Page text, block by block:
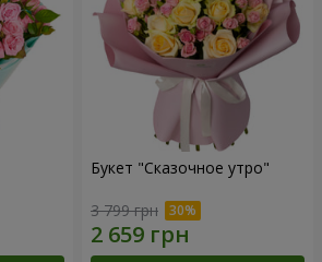
Букет "Сказочное утро"
3 799 грн